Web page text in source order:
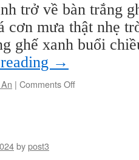
trở về bàn trắng
cơn mưa thật nhẹ
ghế xanh buổi
→
| Comments Offon
bypost3